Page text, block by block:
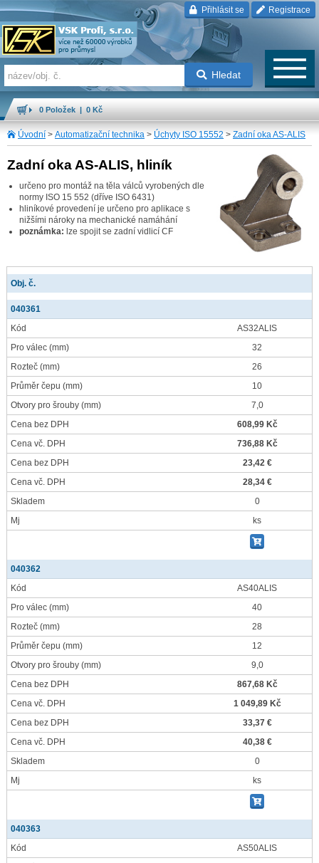
Přihlásit se Registrace
Hledat
0 Položek | 0 Kč
Úvodní > Automatizační technika > Úchyty ISO 15552 > Zadní oka AS-ALIS
Zadní oka AS-ALIS, hliník
určeno pro montáž na těla válců vyrobených dle
normy ISO 15 552 (dříve ISO 6431)
hliníkové provedení je určeno pro aplikace s
nižšími nároky na mechanické namáhání
poznámka: lze spojit se zadní vidlicí CF
Obj. č.
040361
Kód
AS32ALIS
Pro válec (mm)
32
Rozteč (mm)
26
Průměr čepu (mm)
10
Otvory pro šrouby (mm)
7,0
Cena bez DPH
608,99 Kč
Cena vč. DPH
736,88 Kč
Cena bez DPH
23,42 €
Cena vč. DPH
28,34 €
Skladem
0
Mj
ks
040362
Kód
AS40ALIS
Pro válec (mm)
40
Rozteč (mm)
28
Průměr čepu (mm)
12
Otvory pro šrouby (mm)
9,0
Cena bez DPH
867,68 Kč
Cena vč. DPH
1 049,89 Kč
Cena bez DPH
33,37 €
Cena vč. DPH
40,38 €
Skladem
0
Mj
ks
040363
Kód
AS50ALIS